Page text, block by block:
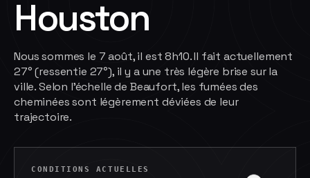
Houston
Nous sommes le 7 août, il est 8h10. Il fait actuellement
27° (ressentie 27°), il y a une très légère brise sur la
ville. Selon l'échelle de Beaufort, les fumées des
cheminées sont légèrement déviées de leur
trajectoire.
CONDITIONS ACTUELLES